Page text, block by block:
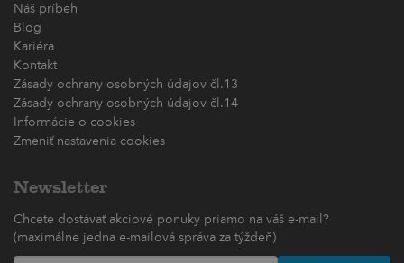
Náš príbeh
Blog
Kariéra
Kontakt
Zásady ochrany osobných údajov čl.13
Zásady ochrany osobných údajov čl.14
Informácie o cookies
Zmeniť nastavenia cookies
Newsletter
Chcete dostávať akciové ponuky priamo na váš e-mail?
(maximálne jedna e-mailová správa za týždeň)